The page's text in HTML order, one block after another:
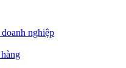
nghiệp